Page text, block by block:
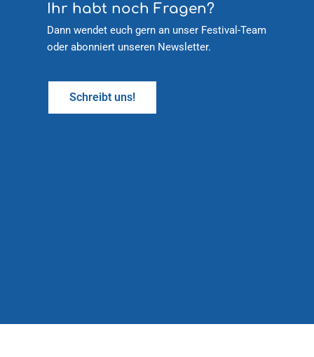
Ihr habt noch Fragen?
Dann wendet euch gern an unser Festival-Team
oder abonniert unseren Newsletter.
Schreibt uns!